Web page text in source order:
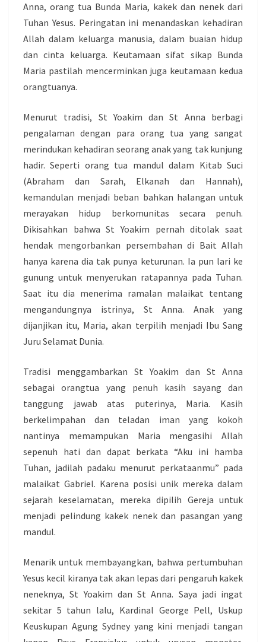
Anna, orang tua Bunda Maria, kakek dan nenek dari
Tuhan Yesus. Peringatan ini menandaskan kehadiran
Allah dalam keluarga manusia, dalam buaian hidup
dan cinta keluarga. Keutamaan sifat sikap Bunda
Maria pastilah mencerminkan juga keutamaan kedua
orangtuanya.
Menurut tradisi, St Yoakim dan St Anna berbagi
pengalaman dengan para orang tua yang sangat
merindukan kehadiran seorang anak yang tak kunjung
hadir. Seperti orang tua mandul dalam Kitab Suci
(Abraham dan Sarah, Elkanah dan Hannah),
kemandulan menjadi beban bahkan halangan untuk
merayakan hidup berkomunitas secara penuh.
Dikisahkan bahwa St Yoakim pernah ditolak saat
hendak mengorbankan persembahan di Bait Allah
hanya karena dia tak punya keturunan. Ia pun lari ke
gunung untuk menyerukan ratapannya pada Tuhan.
Saat itu dia menerima ramalan malaikat tentang
mengandungnya istrinya, St Anna. Anak yang
dijanjikan itu, Maria, akan terpilih menjadi Ibu Sang
Juru Selamat Dunia.
Tradisi menggambarkan St Yoakim dan St Anna
sebagai orangtua yang penuh kasih sayang dan
tanggung jawab atas puterinya, Maria. Kasih
berkelimpahan dan teladan iman yang kokoh
nantinya memampukan Maria mengasihi Allah
sepenuh hati dan dapat berkata “Aku ini hamba
Tuhan, jadilah padaku menurut perkataanmu” pada
malaikat Gabriel. Karena posisi unik mereka dalam
sejarah keselamatan, mereka dipilih Gereja untuk
menjadi pelindung kakek nenek dan pasangan yang
mandul.
Menarik untuk membayangkan, bahwa pertumbuhan
Yesus kecil kiranya tak akan lepas dari pengaruh kakek
neneknya, St Yoakim dan St Anna. Saya jadi ingat
sekitar 5 tahun lalu, Kardinal George Pell, Uskup
Keuskupan Agung Sydney yang kini menjadi tangan